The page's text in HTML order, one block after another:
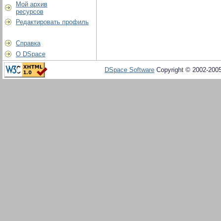
Мой архив
ресурсов
Редактировать профиль
Справка
О DSpace
DSpace Software Copyright © 2002-